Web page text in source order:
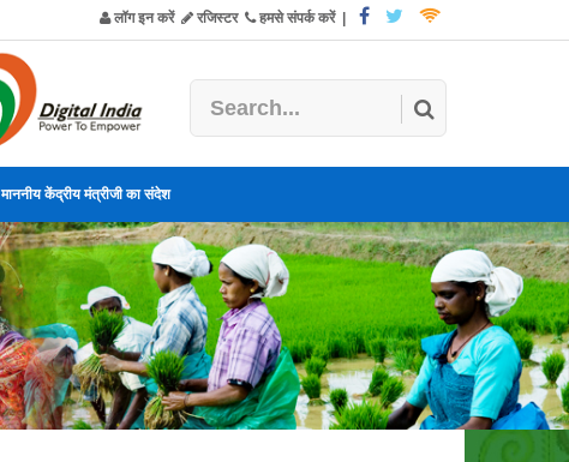
लॉग इन करें रजिस्टर हमसे संपर्क करें|
माननीय केंद्रीय मंत्रीजी का संदेश